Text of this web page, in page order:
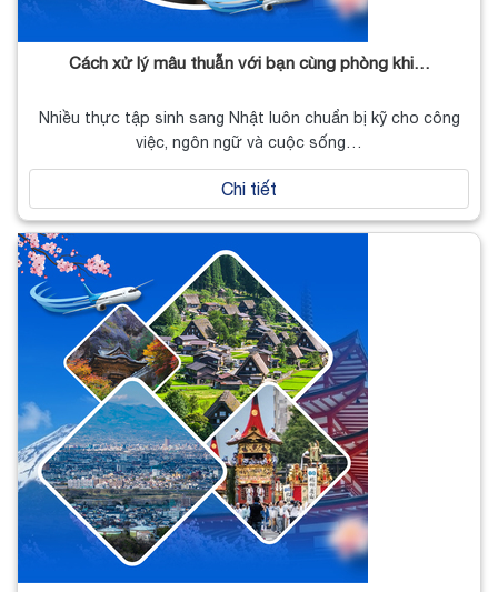
Cách xử lý mâu thuẫn với bạn cùng phòng khi…
Nhiều thực tập sinh sang Nhật luôn chuẩn bị kỹ cho công
việc, ngôn ngữ và cuộc sống…
Chi tiết